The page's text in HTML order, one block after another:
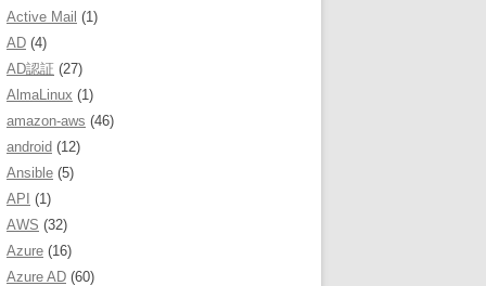
Active Mail (1)
AD (4)
AD認証 (27)
AlmaLinux (1)
amazon-aws (46)
android (12)
Ansible (5)
API (1)
AWS (32)
Azure (16)
Azure AD (60)